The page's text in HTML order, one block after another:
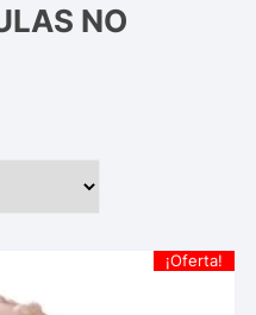
NO
¡Oferta!